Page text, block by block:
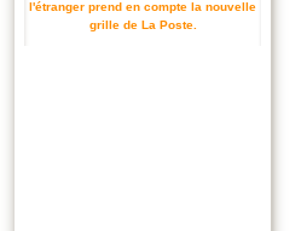
l'étranger prend en compte la nouvelle
grille de La Poste.